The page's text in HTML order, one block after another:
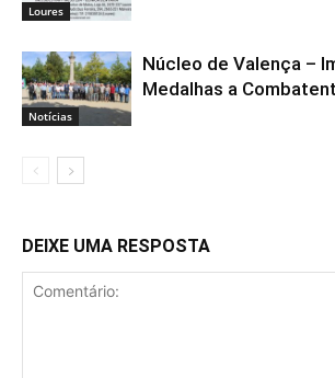
Loures
Notícias
Núcleo de Valença –
Medalhas a
DEIXE UMA RESPOSTA